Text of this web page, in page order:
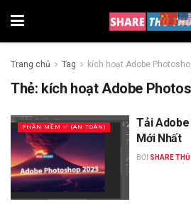
Trang chủ Tag kích hoạt Adobe
Thẻ: kích hoạt Adobe
PHẦN MỀM ✅ (AN TOÀN)
Tải
Mới Nhất
BỞI SHARE